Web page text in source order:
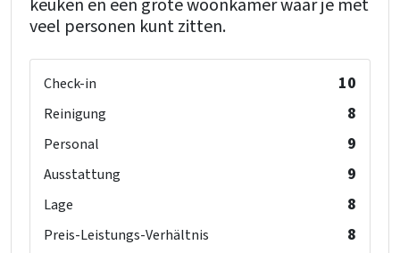
keuken en een grote woonkamer waar je met
veel personen kunt zitten.
Check-in 10
Reinigung 8
Personal 9
Ausstattung 9
Lage 8
Preis-Leistungs-Verhältnis 8